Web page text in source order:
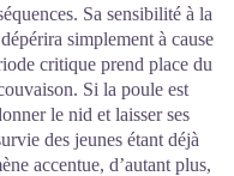
Sa sensibilité à la
simplement à cause
critique prend place du
Si la poule est
le nid et laisser ses
des jeunes étant déjà
accentue, d’autant plus,